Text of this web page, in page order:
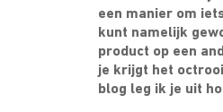
een manier om
kunt namelijk
product op een
je krijgt het
blog leg ik je uit